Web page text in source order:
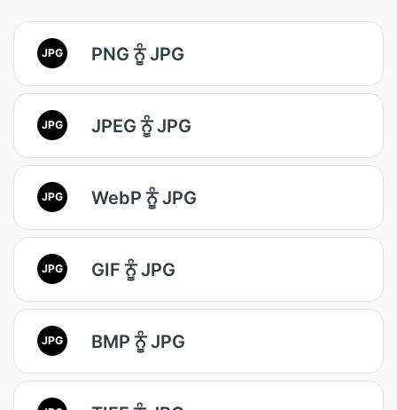
JPG PNG ਨੂੰ JPG
JPG JPEG ਨੂੰ JPG
JPG WebP ਨੂੰ JPG
JPG GIF ਨੂੰ JPG
JPG BMP ਨੂੰ JPG